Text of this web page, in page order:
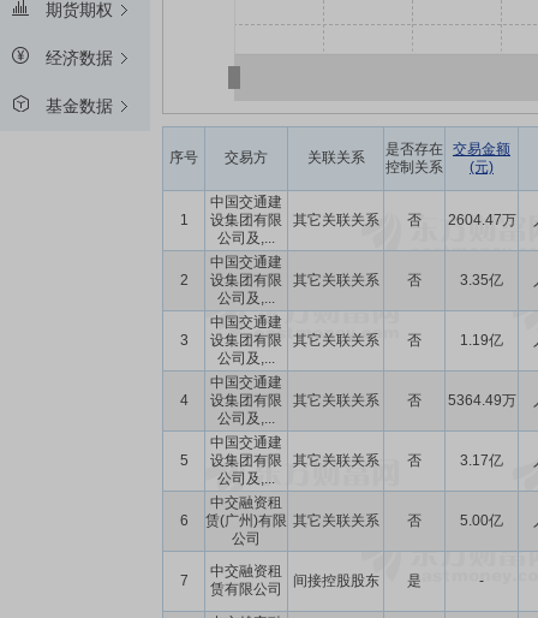
期货期权
经济数据
基金数据
序号 交易方 关联关系
是否存在
控制关系
交易金额
(元)
1
中国交通建
设集团有限
公司及,...
其它关联关系 否 2604.47万
2
中国交通建
设集团有限
公司及,...
其它关联关系 否 3.35亿
3
中国交通建
设集团有限
公司及,...
其它关联关系 否 1.19亿
4
中国交通建
设集团有限
公司及,...
其它关联关系 否 5364.49万
5
中国交通建
设集团有限
公司及,...
其它关联关系 否 3.17亿
6
中交融资租
赁(广州)有限
公司
其它关联关系 否 5.00亿
7
中交融资租
赁有限公司
间接控股股东 是 -